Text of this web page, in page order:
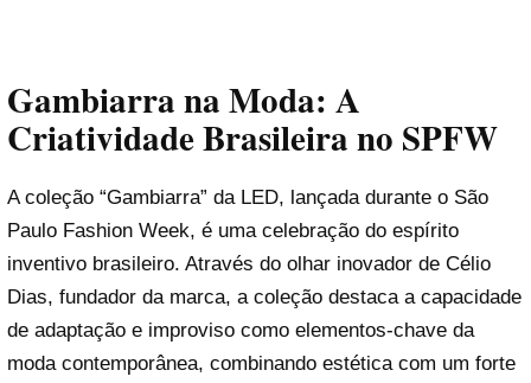
Gambiarra na Moda: A
Criatividade Brasileira no SPFW
A coleção “Gambiarra” da LED, lançada durante o São
Paulo Fashion Week, é uma celebração do espírito
inventivo brasileiro. Através do olhar inovador de Célio
Dias, fundador da marca, a coleção destaca a capacidade
de adaptação e improviso como elementos-chave da
moda contemporânea, combinando estética com um forte